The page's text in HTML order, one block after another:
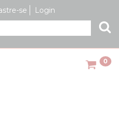
se Login
0